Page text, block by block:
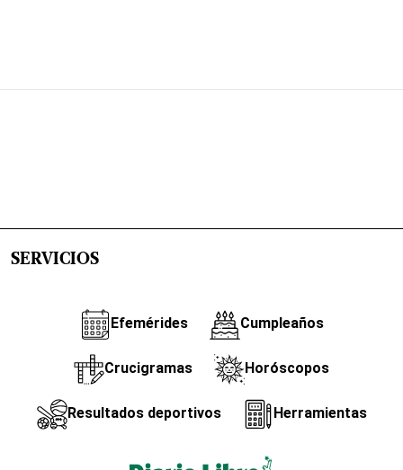
SERVICIOS
Efemérides Cumpleaños
Crucigramas Horóscopos
Resultados deportivos Herramientas